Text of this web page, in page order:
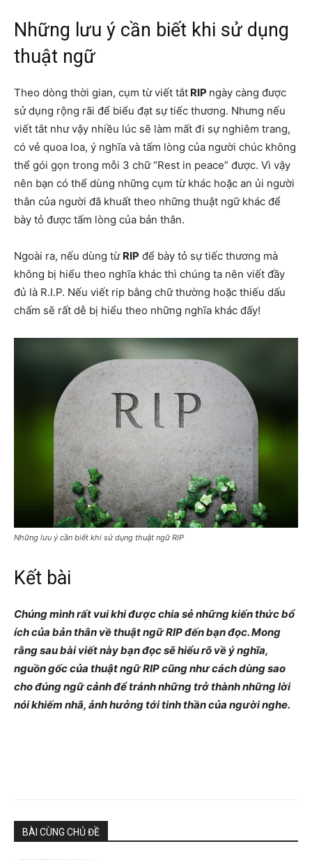
Những lưu ý cần biết khi sử dụng
thuật ngữ
Theo dòng thời gian, cụm từ viết tắt RIP ngày càng được
sử dụng rộng rãi để biểu đạt sự tiếc thương. Nhưng nếu
viết tắt như vậy nhiều lúc sẽ làm mất đi sự nghiêm trang,
có vẻ quoa loa, ý nghĩa và tấm lòng của người chúc không
thể gói gọn trong mỗi 3 chữ “Rest in peace” được. Vì vậy
nên bạn có thể dùng những cụm từ khác hoặc an ủi người
thân của người đã khuất theo những thuật ngữ khác để
bày tỏ được tấm lòng của bản thân.
Ngoài ra, nếu dùng từ RIP để bày tỏ sự tiếc thương mà
không bị hiểu theo nghĩa khác thì chúng ta nên viết đầy
đủ là R.I.P. Nếu viết rip bằng chữ thường hoặc thiếu dấu
chấm sẽ rất dễ bị hiểu theo những nghĩa khác đấy!
Những lưu ý cần biết khi sử dụng thuật ngữ RIP
Kết bài
Chúng mình rất vui khi được chia sẻ những kiến thức bổ
ích của bản thân về thuật ngữ RIP đến bạn đọc. Mong
rằng sau bài viết này bạn đọc sẽ hiểu rõ về ý nghĩa,
nguồn gốc của thuật ngữ RIP cũng như cách dùng sao
cho đúng ngữ cảnh để tránh những trở thành những lời
nói khiếm nhã, ảnh hưởng tới tinh thần của người nghe.
BÀI CÙNG CHỦ ĐỀ